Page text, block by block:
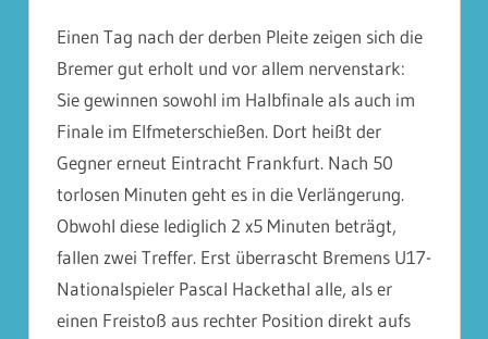
Einen Tag nach der derben Pleite zeigen sich die
Bremer gut erholt und vor allem nervenstark:
Sie gewinnen sowohl im Halbfinale als auch im
Finale im Elfmeterschießen. Dort heißt der
Gegner erneut Eintracht Frankfurt. Nach 50
torlosen Minuten geht es in die Verlängerung.
Obwohl diese lediglich 2 x5 Minuten beträgt,
fallen zwei Treffer. Erst überrascht Bremens U17-
Nationalspieler Pascal Hackethal alle, als er
einen Freistoß aus rechter Position direkt aufs